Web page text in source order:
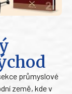
průmyslové
země, kde v